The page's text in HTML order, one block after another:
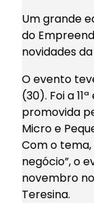
Um grande
do
novidades
O evento
(30). Foi a
promovida
Micro e
Com o tema,
negócio”, o
novembro
Teresina.